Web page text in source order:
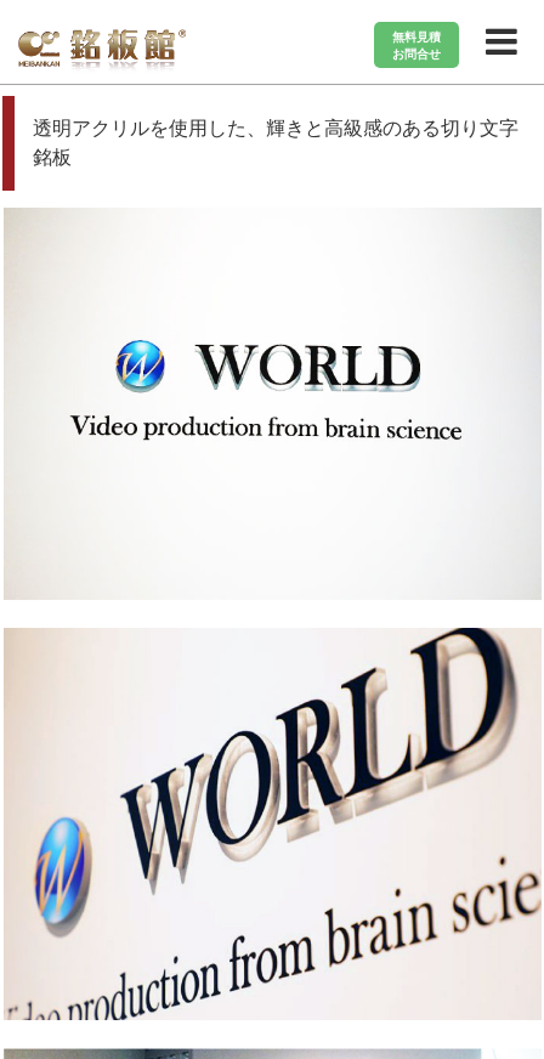
施工事例から探す 会社・企業・事務所・オフィス
透明アクリルを使用した、輝きと高級感のある切り文字
銘板
無料見積
お問合せ